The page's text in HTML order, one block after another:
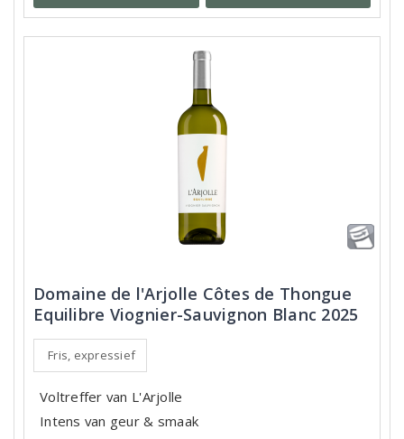
Domaine de l'Arjolle Côtes de Thongue
Equilibre Viognier-Sauvignon Blanc 2025
Fris, expressief
Voltreffer van L'Arjolle
Intens van geur & smaak